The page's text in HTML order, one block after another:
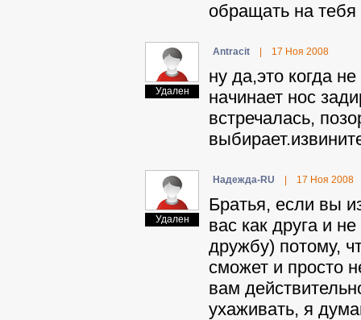
обращать на
Удален
Antracit 17 Ноя 2008
ну да,это когда
начинает нос
встречалась,
Удален
Haдeждa-RU 17 Ноя 2008
Братья, если вы
вас как друга и
дружбу) потому,
сможет и просто
вам
ухаживать, я